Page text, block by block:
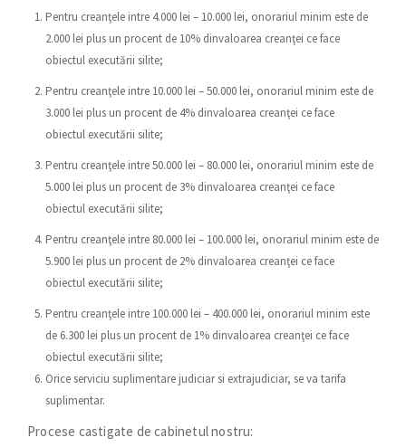
Pentru creanţele intre 4.000 lei – 10.000 lei, onorariul minim este de
2.000 lei plus un procent de 10% dinvaloarea creanţei ce face
obiectul executării silite;
Pentru creanţele intre 10.000 lei – 50.000 lei, onorariul minim este de
3.000 lei plus un procent de 4% dinvaloarea creanţei ce face
obiectul executării silite;
Pentru creanţele intre 50.000 lei – 80.000 lei, onorariul minim este de
5.000 lei plus un procent de 3% dinvaloarea creanţei ce face
obiectul executării silite;
Pentru creanţele intre 80.000 lei – 100.000 lei, onorariul minim este de
5.900 lei plus un procent de 2% dinvaloarea creanţei ce face
obiectul executării silite;
Pentru creanţele intre 100.000 lei – 400.000 lei, onorariul minim este
de 6.300 lei plus un procent de 1% dinvaloarea creanţei ce face
obiectul executării silite;
Orice serviciu suplimentare judiciar si extrajudiciar, se va tarifa
suplimentar.
Procese castigate de cabinetul nostru: